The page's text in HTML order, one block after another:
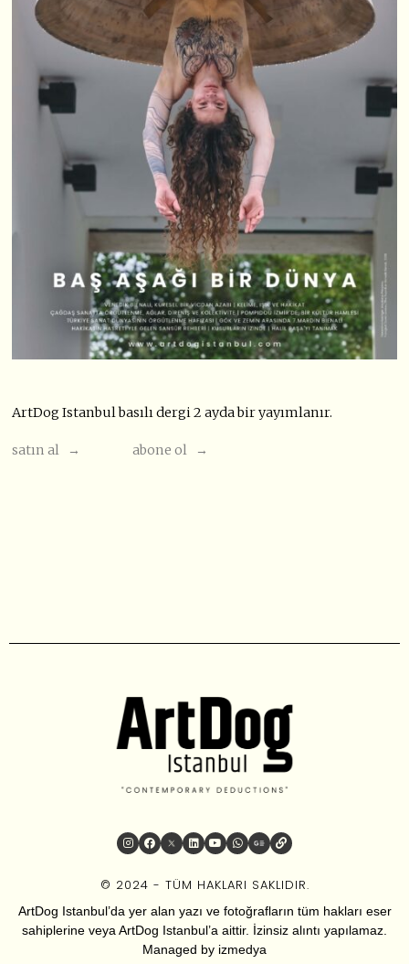
ArtDog Istanbul basılı dergi 2 ayda bir yayımlanır.
satın al → abone ol →
© 2024 - TÜM HAKLARI SAKLIDIR.
ArtDog Istanbul’da yer alan yazı ve fotoğrafların tüm hakları eser
sahiplerine veya ArtDog Istanbul’a aittir. İzinsiz alıntı yapılamaz.
Managed by izmedya